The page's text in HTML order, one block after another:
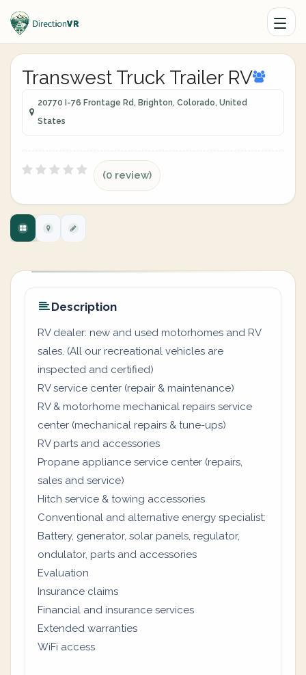
Transwest Truck Trailer RV
20770 I-76 Frontage Rd, Brighton, Colorado, United
States
(0 review)
Description
RV dealer: new and used motorhomes and RV
sales. (All our recreational vehicles are
inspected and certified)
RV service center (repair & maintenance)
RV & motorhome mechanical repairs service
center (mechanical repairs & tune-ups)
RV parts and accessories
Propane appliance service center (repairs,
sales and service)
Hitch service & towing accessories
Conventional and alternative energy specialist:
Battery, generator, solar panels, regulator,
ondulator, parts and accessories
Evaluation
Insurance claims
Financial and insurance services
Extended warranties
WiFi access